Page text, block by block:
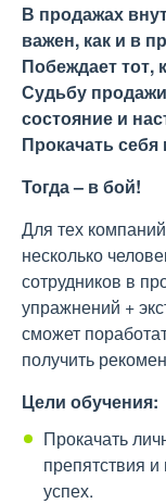
В продажах
важен, как и в
Побеждает тот,
Судьбу
состояние и
Прокачать
Тогда – в бой!
Для тех
несколько
сотрудников в
упражнений +
сможет
получить
Цели обучения:
Прокачать
препятствия и
успех.